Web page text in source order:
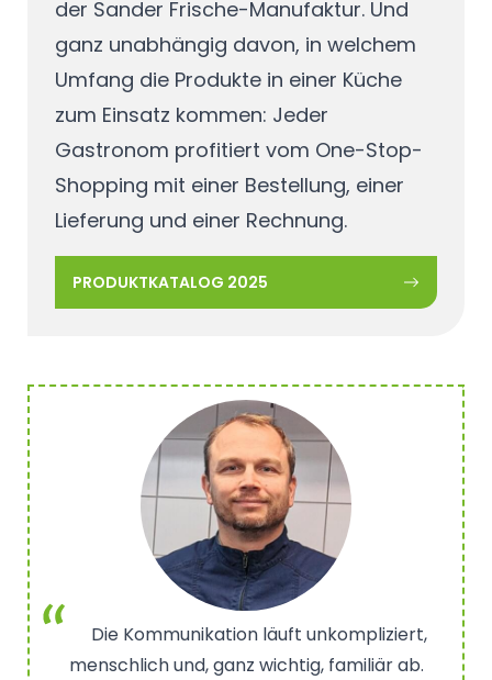
der Sander Frische-Manufaktur. Und
ganz unabhängig davon, in welchem
Umfang die Produkte in einer Küche
zum Einsatz kommen: Jeder
Gastronom profitiert vom One-Stop-
Shopping mit einer Bestellung, einer
Lieferung und einer Rechnung.
PRODUKTKATALOG 2025
Die Kommunikation läuft unkompliziert,
menschlich und, ganz wichtig, familiär ab.